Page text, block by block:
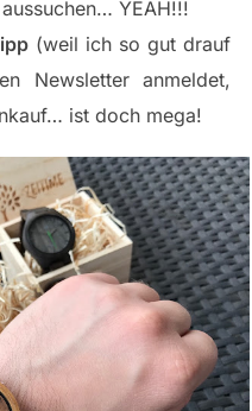
YEAH!!!
(weil ich so gut drauf
Newsletter anmeldet,
ist doch mega!